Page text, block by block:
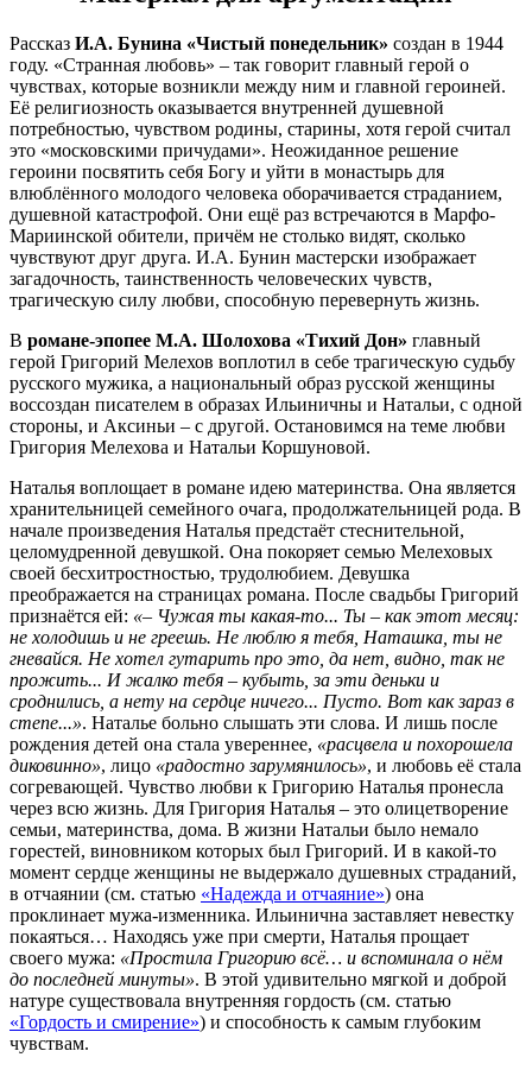
Рассказ И.А. Бунина «Чистый понедельник» создан в 1944
году. «Странная любовь» – так говорит главный герой о
чувствах, которые возникли между ним и главной героиней.
Её религиозность оказывается внутренней душевной
потребностью, чувством родины, старины, хотя герой считал
это «московскими причудами». Неожиданное решение
героини посвятить себя Богу и уйти в монастырь для
влюблённого молодого человека оборачивается страданием,
душевной катастрофой. Они ещё раз встречаются в Марфо-
Мариинской обители, причём не столько видят, сколько
чувствуют друг друга. И.А. Бунин мастерски изображает
загадочность, таинственность человеческих чувств,
трагическую силу любви, способную перевернуть жизнь.
В романе-эпопее М.А. Шолохова «Тихий Дон» главный
герой Григорий Мелехов воплотил в себе трагическую судьбу
русского мужика, а национальный образ русской женщины
воссоздан писателем в образах Ильиничны и Натальи, с одной
стороны, и Аксиньи – с другой. Остановимся на теме любви
Григория Мелехова и Натальи Коршуновой.
Наталья воплощает в романе идею материнства. Она является
хранительницей семейного очага, продолжательницей рода. В
начале произведения Наталья предстаёт стеснительной,
целомудренной девушкой. Она покоряет семью Мелеховых
своей бесхитростностью, трудолюбием. Девушка
преображается на страницах романа. После свадьбы Григорий
признаётся ей: «– Чужая ты какая-то... Ты – как этот месяц:
не холодишь и не греешь. Не люблю я тебя, Наташка, ты не
гневайся. Не хотел гутарить про это, да нет, видно, так не
прожить... И жалко тебя – кубыть, за эти деньки и
сроднились, а нету на сердце ничего... Пусто. Вот как зараз в
степе...». Наталье больно слышать эти слова. И лишь после
рождения детей она стала увереннее, «расцвела и похорошела
диковинно», лицо «радостно зарумянилось», и любовь её стала
согревающей. Чувство любви к Григорию Наталья пронесла
через всю жизнь. Для Григория Наталья – это олицетворение
семьи, материнства, дома. В жизни Натальи было немало
горестей, виновником которых был Григорий. И в какой-то
момент сердце женщины не выдержало душевных страданий,
в отчаянии (см. статью «Надежда и отчаяние») она
проклинает мужа-изменника. Ильинична заставляет невестку
покаяться… Находясь уже при смерти, Наталья прощает
своего мужа: «Простила Григорию всё… и вспоминала о нём
до последней минуты». В этой удивительно мягкой и доброй
натуре существовала внутренняя гордость (см. статью
«Гордость и смирение») и способность к самым глубоким
чувствам.